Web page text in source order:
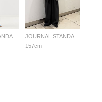
JOURNAL STANDARD L'ESSAGE
JOURNAL STANDARD L'ESSAGE
157cm